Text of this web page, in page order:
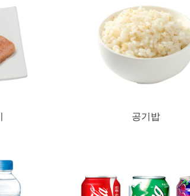
공기밥